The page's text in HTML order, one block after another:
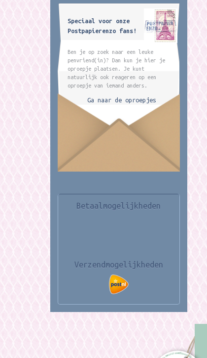
Speciaal voor onze
Postpapierenzo fans!
Ben je op zoek naar een leuke
penvriend(in)? Dan kun je hier je
oproepje plaatsen. Je kunt
natuurlijk ook reageren op een
oproepje van iemand anders.
Ga naar de oproepjes
Betaalmogelijkheden
Verzendmogelijkheden